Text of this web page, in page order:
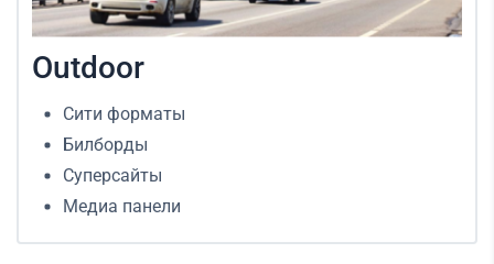
Outdoor
Сити форматы
Билборды
Суперсайты
Медиа панели